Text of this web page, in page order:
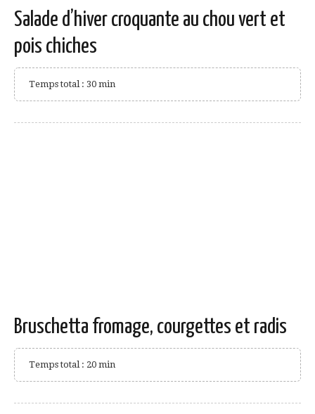
Salade d’hiver croquante au chou vert et
pois chiches
Temps total : 30 min
Bruschetta fromage, courgettes et radis
Temps total : 20 min